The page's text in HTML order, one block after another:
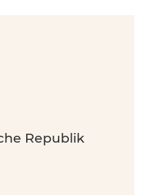
Republik